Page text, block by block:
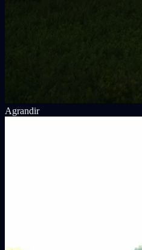
Agrandir